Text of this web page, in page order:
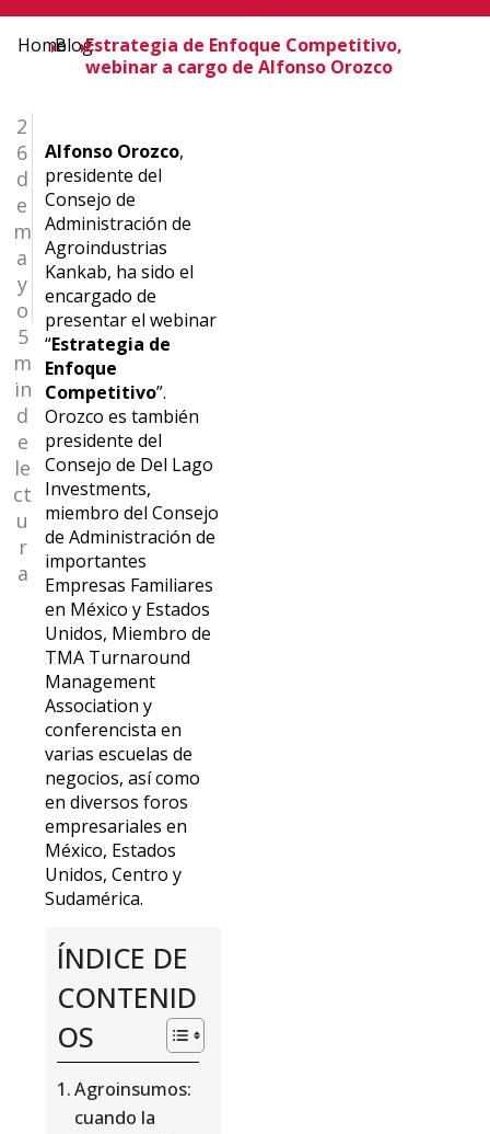
HomeBlogEstrategia de Enfoque Competitivo,
webinar a cargo de Alfonso Orozco
2
6
d
e
m
a
y
o
5
m
in
d
e
le
ct
u
r
a
Alfonso Orozco,
presidente del
Consejo de
Administración de
Agroindustrias
Kankab, ha sido el
encargado de
presentar el webinar
“Estrategia de
Enfoque
Competitivo”.
Orozco es también
presidente del
Consejo de Del Lago
Investments,
miembro del Consejo
de Administración de
importantes
Empresas Familiares
en México y Estados
Unidos, Miembro de
TMA Turnaround
Management
Association y
conferencista en
varias escuelas de
negocios, así como
en diversos foros
empresariales en
México, Estados
Unidos, Centro y
Sudamérica.
ÍNDICE DE
CONTENID
OS
Agroinsumos:
cuando la